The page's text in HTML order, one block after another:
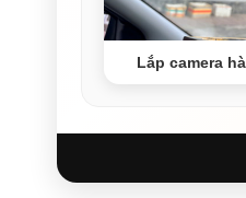
Lắp camera